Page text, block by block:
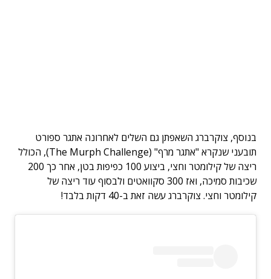
בנוסף, צוקרברג השאפתן גם השלים לאחרונה אתגר ספורט
תובעני שנקרא "אתגר מרף" (The Murph Challenge), הכולל
ריצה של קילומטר וחצי, ביצוע 100 כפיפות בטן, אחר כך 200
שכיבות סמיכה, ואז 300 סקוואטים ולבסוף עוד ריצה של
קילומטר וחצי. צוקרברג עשה זאת ב-40 דקות בלבד!